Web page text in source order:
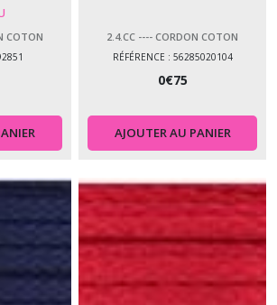
COTON 2.4.CC ---- CORDON COTON
RÉFÉRENCE : 56285020104
0€75
AJOUTER AU PANIER